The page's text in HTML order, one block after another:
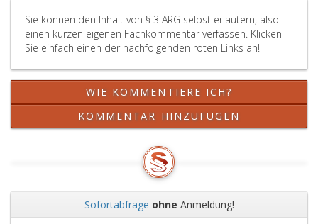
Arbeitszeitgesetzes,
Bundesgesetzblatt
Nr. 461
1969,),
so
kann
der
Wochenendruhe
Einarbeitungszeitraum
bis
Sie können den Inhalt von § 3 ARG selbst erläutern, also
einen kurzen eigenen Fachkommentar verfassen. Klicken
Sie einfach einen der nachfolgenden roten Links an!
WIE KOMMENTIERE ICH?
KOMMENTAR HINZUFÜGEN
Sofortabfrage ohne Anmeldung!